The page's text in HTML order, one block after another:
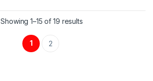
Showing 1–15 of 19 results
1 2